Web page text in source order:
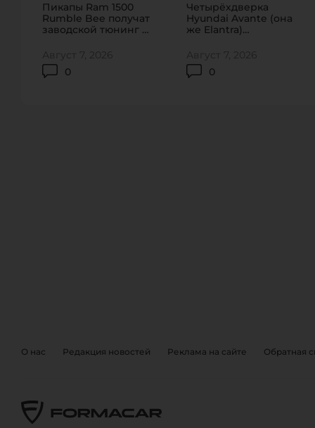
Пикапы Ram 1500
Rumble Bee получат
заводской тюнинг на
0
Август 7, 2026
Четырёхдверка
Hyundai Avante (она
же Elantra)
0
Август 7, 2026
О нас Редакция новостей Реклама на сайте Обратная